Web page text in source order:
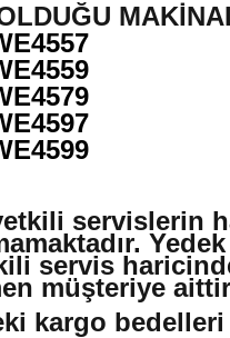
servislerin
servis
müşteriye
kargo